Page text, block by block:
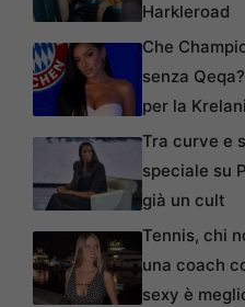
Harkleroad
Che
senza
per la Krelani
Tra curve e
speciale su
già un cult
Tennis, chi
una coach
sexy è